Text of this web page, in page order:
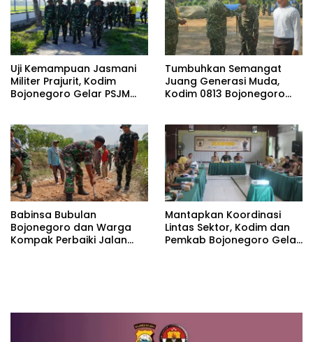
Uji Kemampuan Jasmani
Militer Prajurit, Kodim
Bojonegoro Gelar PSJM
Tumbuhkan Semangat
Juang Generasi Muda,
Kodim 0813 Bojonegoro
Babinsa Bubulan
Bojonegoro dan Warga
Kompak Perbaiki Jalan
Mantapkan Koordinasi
Lintas Sektor, Kodim dan
Pemkab Bojonegoro Gelar